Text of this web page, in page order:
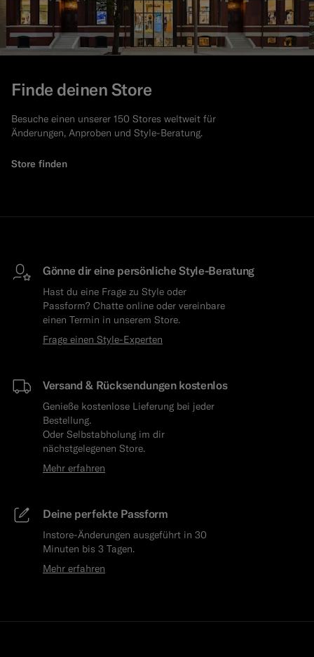
Finde deinen Store
Besuche einen unserer 150 Stores weltweit für
Änderungen, Anproben und Style-Beratung.
Store finden
Gönne dir eine persönliche Style-Beratung
Hast du eine Frage zu Style oder
Passform? Chatte online oder vereinbare
einen Termin in unserem Store.
Frage einen Style-Experten
Versand & Rücksendungen kostenlos
Genieße kostenlose Lieferung bei jeder
Bestellung.
Oder Selbstabholung im dir
nächstgelegenen Store.
Mehr erfahren
Deine perfekte Passform
Instore-Änderungen ausgeführt in 30
Minuten bis 3 Tagen.
Mehr erfahren